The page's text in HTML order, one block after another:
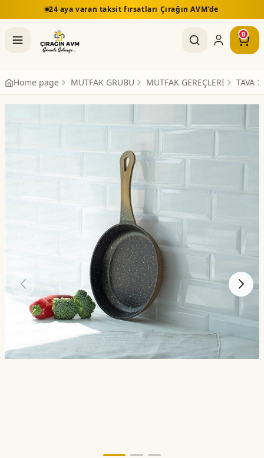
24 aya varan taksit fırsatları Çırağın AVM'de
0
Home page MUTFAK GRUBU MUTFAK GEREÇLERİ TAVA